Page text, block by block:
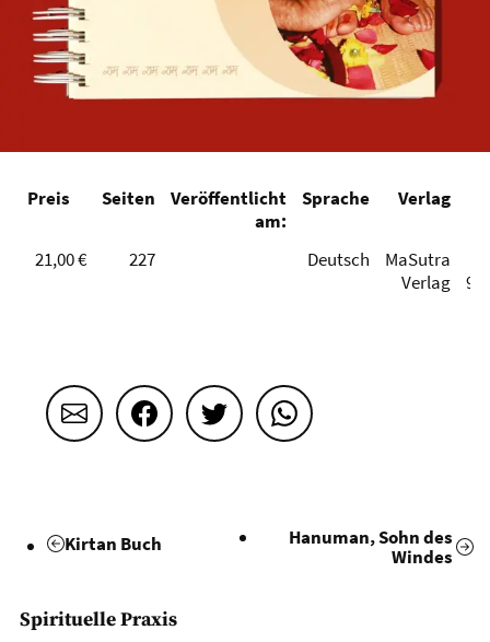
Preis Seiten
Veröffentlicht
am:
Sprache Verlag
21,00 € 227 Deutsch
MaSutra
Verlag
Email FacebookTwitter WhatsApp
Kirtan Buch
Hanuman, Sohn des
Windes
Spirituelle Praxis